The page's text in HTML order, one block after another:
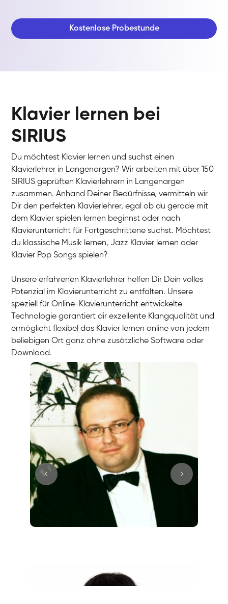
Kostenlose Probestunde
Klavier lernen bei
SIRIUS
Du möchtest Klavier lernen und suchst einen
Klavierlehrer in Langenargen? Wir arbeiten mit über 150
SIRIUS geprüften Klavierlehrern in Langenargen
zusammen. Anhand Deiner Bedürfnisse, vermitteln wir
Dir den perfekten Klavierlehrer, egal ob du gerade mit
dem Klavier spielen lernen beginnst oder nach
Klavierunterricht für Fortgeschrittene suchst. Möchtest
du klassische Musik lernen, Jazz Klavier lernen oder
Klavier Pop Songs spielen?
Unsere erfahrenen Klavierlehrer helfen Dir Dein volles
Potenzial im Klavierunterricht zu entfalten. Unsere
speziell für Online-Klavierunterricht entwickelte
Technologie garantiert dir exzellente Klangqualität und
ermöglicht flexibel das Klavier lernen online von jedem
beliebigen Ort ganz ohne zusätzliche Software oder
Download.